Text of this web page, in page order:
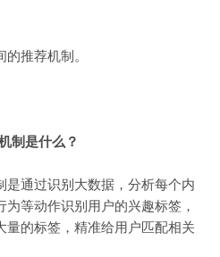
推荐机制。
制是什么？
通过识别大数据，分析每个内
等动作识别用户的兴趣标签，
量的标签，精准给用户匹配相关